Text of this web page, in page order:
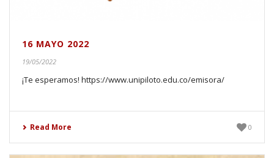
16 MAYO 2022
19/05/2022
¡Te esperamos! https://www.unipiloto.edu.co/emisora/
Read More 0